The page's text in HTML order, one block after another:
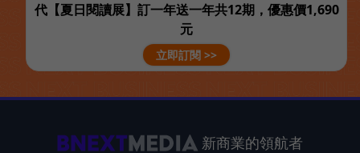
代【夏日閱讀展】訂一年送一年共12期，優惠價1,690
元
立即訂閱 >>
新商業的領航者